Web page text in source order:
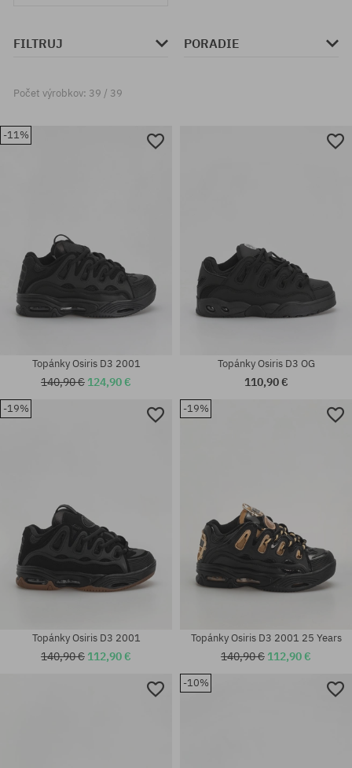
FILTRUJ PORADIE
Počet výrobkov: 39 / 39
-11%
Topánky Osiris D3 2001
140,90 € 124,90 €
Topánky Osiris D3 OG
110,90 €
-19%
Topánky Osiris D3 2001
140,90 € 112,90 €
-19%
Topánky Osiris D3 2001 25 Years
140,90 € 112,90 €
-10%